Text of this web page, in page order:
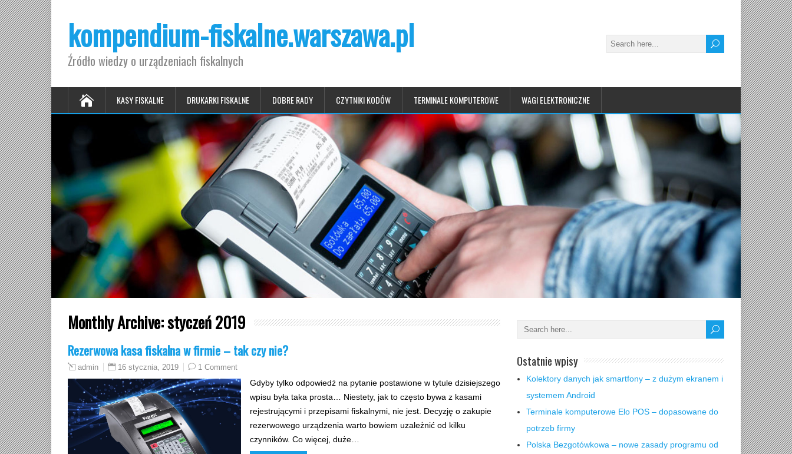
kompendium-fiskalne.warszawa.pl
Źródło wiedzy o urządzeniach fiskalnych
KASY FISKALNE DRUKARKI FISKALNE DOBRE RADY CZYTNIKI KODÓW TERMINALE KOMPUTEROWE WAGI ELEKTRONICZNE
Monthly Archive:styczeń 2019
Rezerwowa kasa fiskalna w firmie – tak czy nie?
admin 16 stycznia, 2019 1 Comment
Gdyby tylko odpowiedź na pytanie postawione w tytule dzisiejszego
wpisu była taka prosta… Niestety, jak to często bywa z kasami
rejestrującymi i przepisami fiskalnymi, nie jest. Decyzję o zakupie
rezerwowego urządzenia warto bowiem uzależnić od kilku
czynników. Co więcej, duże…
Ostatnie wpisy
Kolektory danych jak smartfony – z dużym ekranem i
systemem Android
Terminale komputerowe Elo POS – dopasowane do
potrzeb firmy
Polska Bezgotówkowa – nowe zasady programu od